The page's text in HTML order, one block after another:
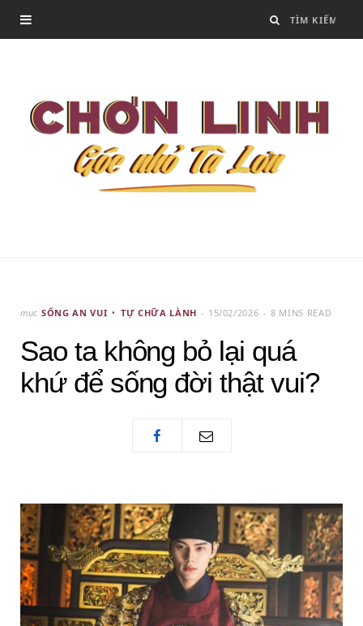
mục SỐNG AN VUI TỰ CHỮA LÀNH 15/02/2026 8 MINS READ
Sao ta không bỏ lại quá
khứ để sống đời thật vui?